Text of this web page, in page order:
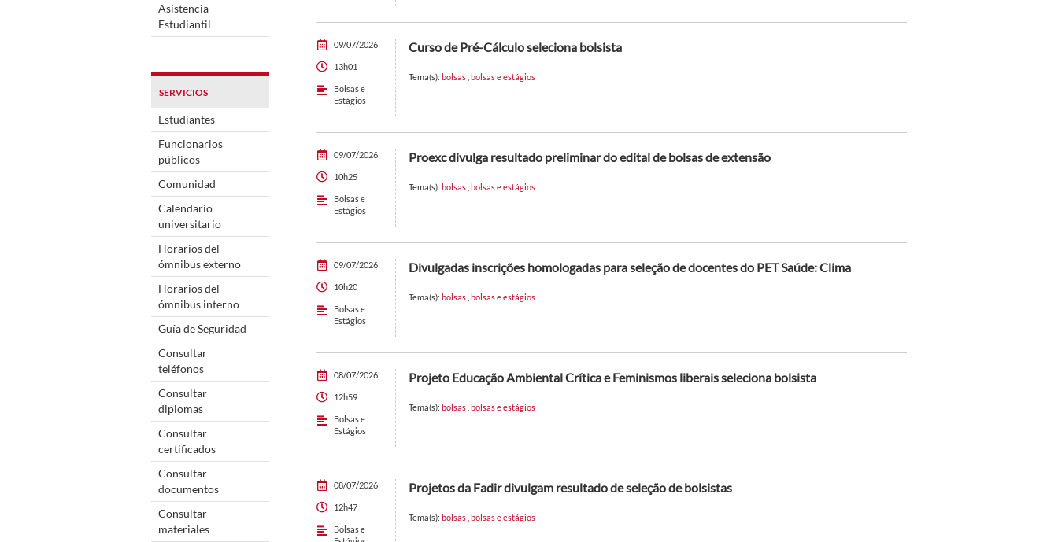
Asistencia
Estudiantil
SERVICIOS
Estudiantes
Funcionarios
públicos
Comunidad
Calendario
universitario
Horarios del
ómnibus externo
Horarios del
ómnibus interno
Guía de Seguridad
Consultar
teléfonos
Consultar
diplomas
Consultar
certificados
Consultar
documentos
Consultar
materiales
09/07/2026
13h01
Bolsas e
Estágios
Curso de Pré-Cálculo seleciona bolsista
Tema(s): bolsas bolsas e estágios
09/07/2026
10h25
Bolsas e
Estágios
Proexc divulga resultado preliminar do edital de bolsas de extensão
Tema(s): bolsas bolsas e estágios
09/07/2026
10h20
Bolsas e
Estágios
Divulgadas inscrições homologadas para seleção de docentes do PET Saúde: Clima
Tema(s): bolsas bolsas e estágios
08/07/2026
12h59
Bolsas e
Estágios
Projeto Educação Ambiental Crítica e Feminismos liberais seleciona bolsista
Tema(s): bolsas bolsas e estágios
08/07/2026
12h47
Bolsas e
Projetos da Fadir divulgam resultado de seleção de bolsistas
Tema(s): bolsas bolsas e estágios